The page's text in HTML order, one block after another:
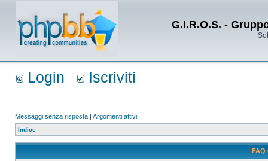
G.I.R.O.S. -
Login Iscriviti
Messaggi senza risposta | Argomenti attivi
Indice
FAQ